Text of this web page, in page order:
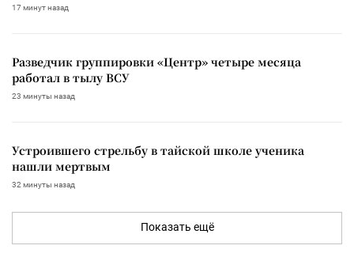
17 минут назад
Разведчик группировки «Центр» четыре месяца
работал в тылу ВСУ
23 минуты назад
Устроившего стрельбу в тайской школе ученика
нашли мертвым
32 минуты назад
Показать ещё